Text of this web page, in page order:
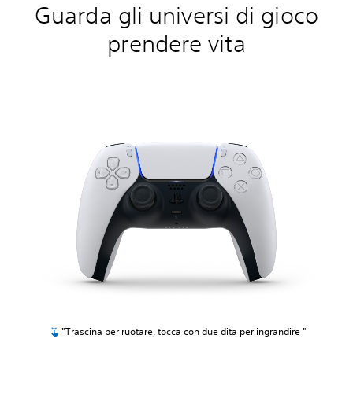
Guarda gli universi di gioco
prendere vita
"Trascina per ruotare, tocca con due dita per ingrandire "